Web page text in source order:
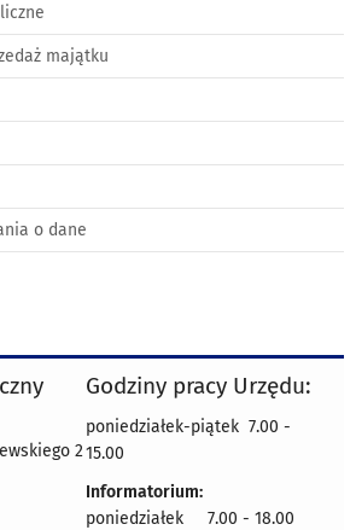
majątku
o dane
2
Godziny pracy Urzędu:
poniedziałek-piątek 7.00 -
15.00
Informatorium:
poniedziałek 7.00 - 18.00